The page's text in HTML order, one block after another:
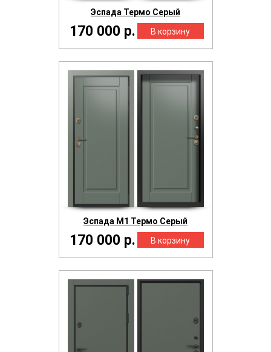
Эспада Термо Серый
170 000 р.
Эспада М1 Термо Серый
170 000 р.